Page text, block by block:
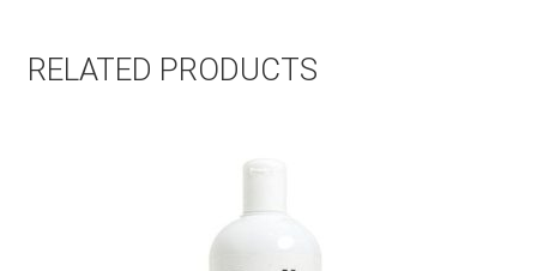
RELATED PRODUCTS